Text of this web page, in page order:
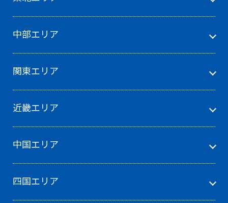
中部エリア
関東エリア
近畿エリア
中国エリア
四国エリア